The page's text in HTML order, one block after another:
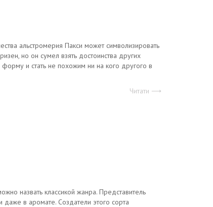
альстромерия Пакси может символизировать
но он сумел взять достоинства других
и стать не похожим ни на кого другого в
Читати ⟶
назвать классикой жанра. Представитель
в аромате. Создатели этого сорта